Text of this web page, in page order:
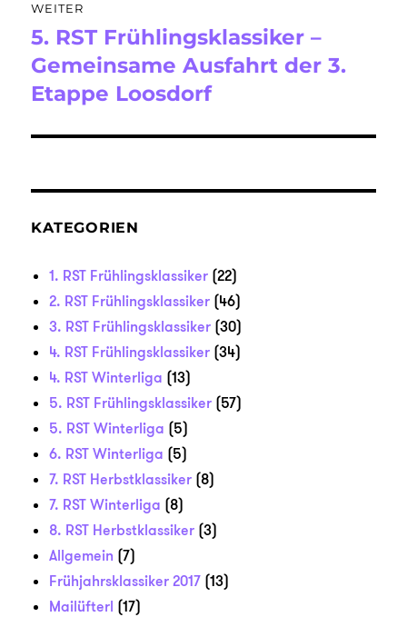
WEITER
Nächster
Beitrag:
5. RST Frühlingsklassiker –
Gemeinsame Ausfahrt der 3.
Etappe Loosdorf
KATEGORIEN
1. RST Frühlingsklassiker (22)
2. RST Frühlingsklassiker (46)
3. RST Frühlingsklassiker (30)
4. RST Frühlingsklassiker (34)
4. RST Winterliga (13)
5. RST Frühlingsklassiker (57)
5. RST Winterliga (5)
6. RST Winterliga (5)
7. RST Herbstklassiker (8)
7. RST Winterliga (8)
8. RST Herbstklassiker (3)
Allgemein (7)
Frühjahrsklassiker 2017 (13)
Mailüfterl (17)